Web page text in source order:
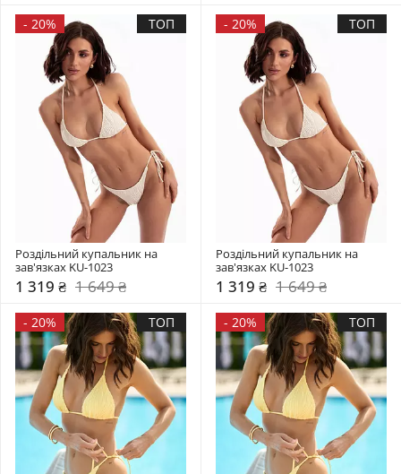
- 20% ТОП
Роздільний купальник на
зав'язках KU-1023
1 319 ₴ 1 649 ₴
- 20% ТОП
Роздільний купальник на
зав'язках KU-1023
1 319 ₴ 1 649 ₴
- 20% ТОП - 20% ТОП